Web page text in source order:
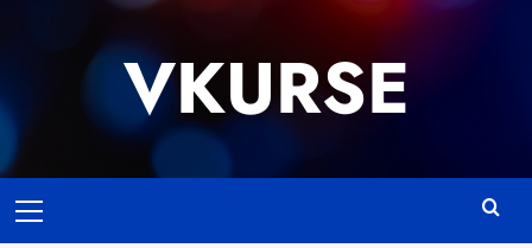
VKURSE
меню